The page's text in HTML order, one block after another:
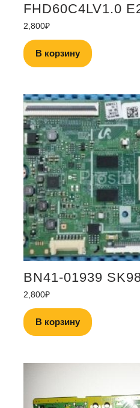
FHD60C4LV1.0
2,800₽
В корзину
BN41-01939
2,800₽
В корзину